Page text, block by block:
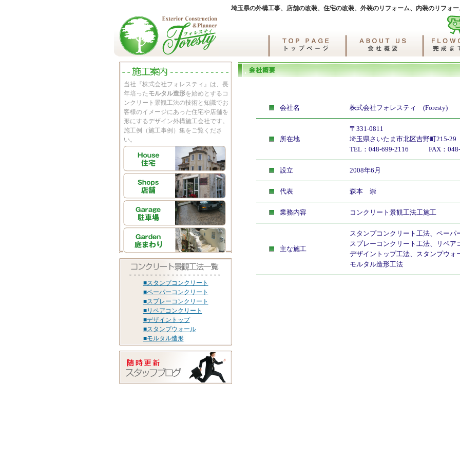
埼玉県の外構工事、店舗の改装、住宅の改装、外装のリフォーム、内装のリフォ
当社『株式会社フォレスティ』は、長
年培ったモルタル造形を始めとするコ
ンクリート景観工法の技術と知識でお
客様のイメージにあった住宅や店舗を
形にするデザイン外構施工会社です。
施工例（施工事例）集をご覧くださ
い。
■スタンプコンクリート
■ペーパーコンクリート
■スプレーコンクリート
■リペアコンクリート
■デザイントップ
■スタンプウォール
■モルタル造形
会社名 株式会社フォレスティ (Foresty)
所在地
〒331-0811
埼玉県さいたま市北区吉野町215-29
TEL：048-699-2116 FAX：048-
設立 2008年6月
代表 森本 崇
業務内容 コンクリート景観工法工施工
主な施工
スタンプコンクリート工法、ペーパ
スプレーコンクリート工法、リペア
デザイントップ工法、スタンプウォ
モルタル造形工法